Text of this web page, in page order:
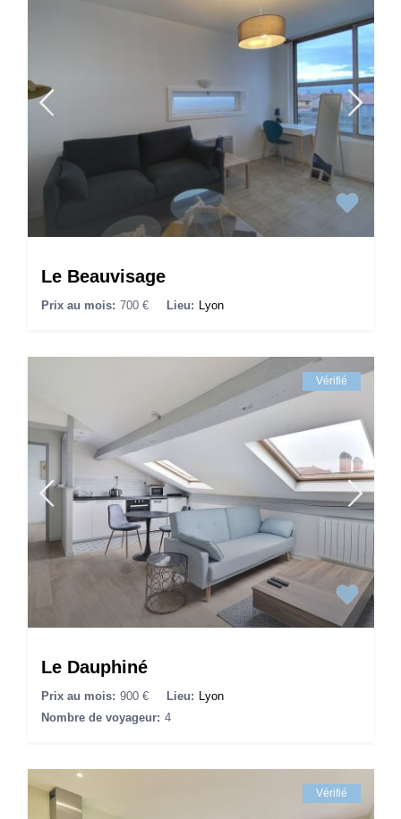
Le Beauvisage
Prix au mois: 700 € Lieu: Lyon
Vérifié
Le Dauphiné
Prix au mois: 900 € Lieu: Lyon
Nombre de voyageur: 4
Vérifié